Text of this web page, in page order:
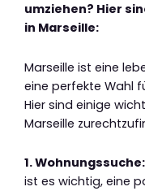
umziehen? Hier
in Marseille:
Marseille ist eine
eine perfekte Wahl
Hier sind einige
Marseille
1. Wohnungssuche:
ist es wichtig, eine